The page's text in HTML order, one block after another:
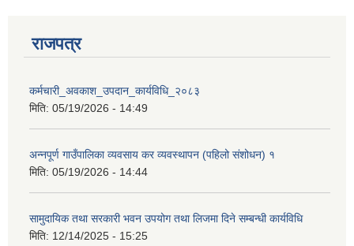
राजपत्र
कर्मचारी_अवकाश_उपदान_कार्यविधि_२०८३
मिति: 05/19/2026 - 14:49
अन्नपूर्ण गाउँपालिका व्यवसाय कर व्यवस्थापन (पहिलो संशोधन) १
मिति: 05/19/2026 - 14:44
सामुदायिक तथा सरकारी भवन उपयोग तथा लिजमा दिने सम्बन्धी कार्यविधि
मिति: 12/14/2025 - 15:25